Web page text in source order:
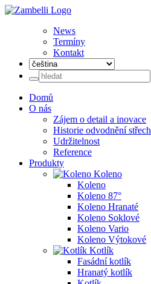
News
Termíny
Kontakt
Domů
O nás
Zájem o detail a inovace
Historie odvodnění střech
Udržitelnost
Reference
Produkty
Koleno
Koleno
Koleno 87°
Koleno Hranaté
Koleno Soklové
Koleno Vario
Koleno Výtokové
Kotlík
Fasádní kotlík
Hranatý kotlík